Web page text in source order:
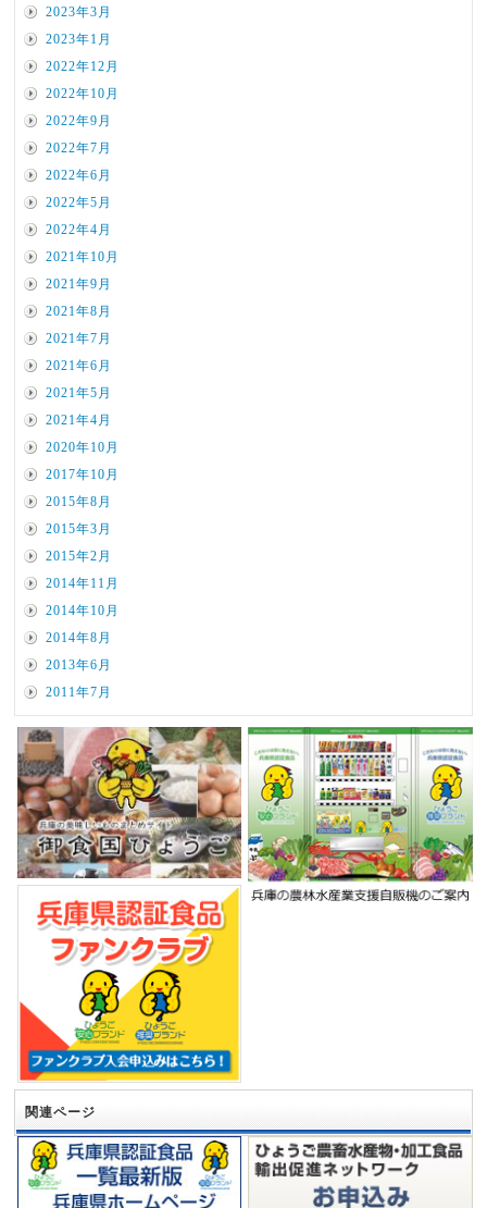
2023年3月
2023年1月
2022年12月
2022年10月
2022年9月
2022年7月
2022年6月
2022年5月
2022年4月
2021年10月
2021年9月
2021年8月
2021年7月
2021年6月
2021年5月
2021年4月
2020年10月
2017年10月
2015年8月
2015年3月
2015年2月
2014年11月
2014年10月
2014年8月
2013年6月
2011年7月
関連ページ